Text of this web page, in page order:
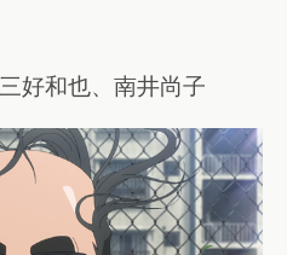
好和也、南井尚子